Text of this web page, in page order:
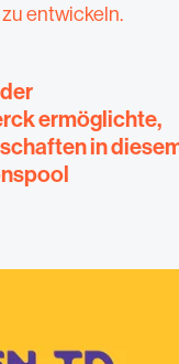
entwickeln.
ermöglichte,
in